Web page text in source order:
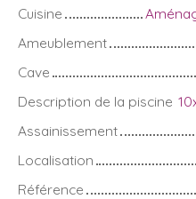
Cuisine
Ameublement
Cave
Description de la piscine
Assainissement
Localisation
Référence